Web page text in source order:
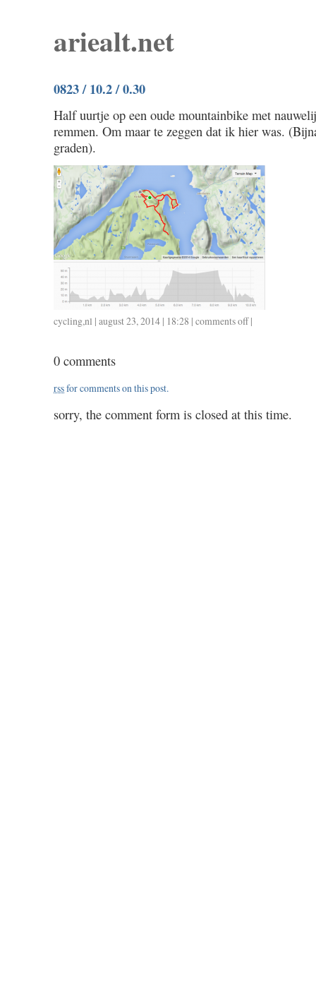
ariealt.net
0823 / 10.2 / 0.30
Half uurtje op een oude mountainbike met
remmen. Om maar te zeggen dat ik hier was.
graden).
cycling,nl | august 23, 2014 | 18:28 | comments offon
|
0 comments
rssfor comments on this post.
sorry, the comment form is closed at this time.